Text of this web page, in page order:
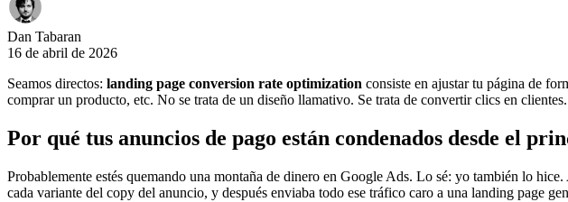
Dan Tabaran
16 de abril de 2026
Seamos directos: landing page conversion rate optimization consiste en ajustar tu página de
comprar un producto, etc. No se trata de un diseño llamativo. Se trata de convertir clics en clientes.
Por qué tus anuncios de pago están condenados desde el
Probablemente estés quemando una montaña de dinero en Google Ads. Lo sé: yo también lo
cada variante del copy del anuncio, y después enviaba todo ese tráfico caro a una landing page